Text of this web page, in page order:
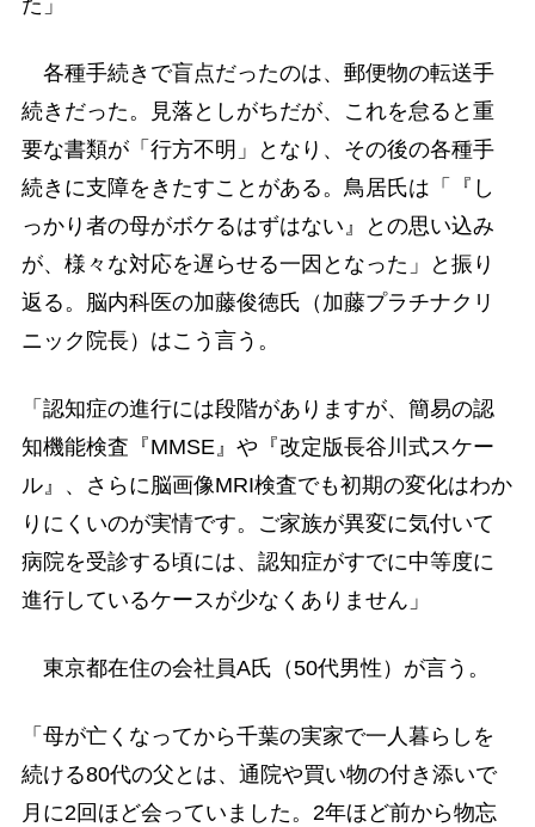
各種手続きで盲点だったのは、郵便物の転送手
続きだった。見落としがちだが、これを怠ると重
要な書類が「行方不明」となり、その後の各種手
続きに支障をきたすことがある。鳥居氏は「『し
っかり者の母がボケるはずはない』との思い込み
が、様々な対応を遅らせる一因となった」と振り
返る。脳内科医の加藤俊徳氏（加藤プラチナクリ
ニック院長）はこう言う。
「認知症の進行には段階がありますが、簡易の認
知機能検査『MMSE』や『改定版長谷川式スケー
ル』、さらに脳画像MRI検査でも初期の変化はわか
りにくいのが実情です。ご家族が異変に気付いて
病院を受診する頃には、認知症がすでに中等度に
進行しているケースが少なくありません」
東京都在住の会社員A氏（50代男性）が言う。
「母が亡くなってから千葉の実家で一人暮らしを
続ける80代の父とは、通院や買い物の付き添いで
月に2回ほど会っていました。2年ほど前から物忘